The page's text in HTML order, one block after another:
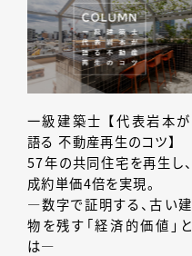
一級建築士 【代表岩本が
語る 不動産再生のコツ】
57年の共同住宅を再生し、
成約単価4倍を実現。
―数字で証明する、古い建
物を残す「経済的価値」と
は―